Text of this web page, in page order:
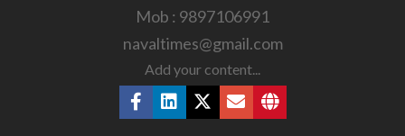
Mob : 9897106991
navaltimes@gmail.com
Add your content...